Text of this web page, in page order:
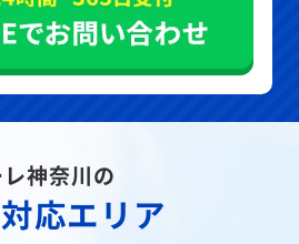
神奈川の
応エリア